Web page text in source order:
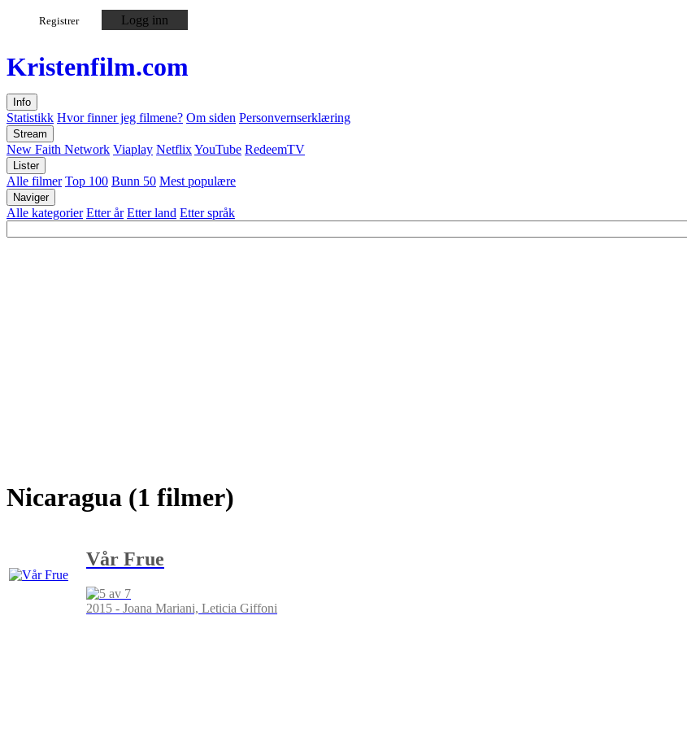
Registrer Logg inn
Kristenfilm.com
Info
Statistikk Hvor finner jeg filmene? Om siden Personvernserklæring
Stream
New Faith Network Viaplay NetflixYouTube RedeemTV
Lister
Alle filmer Top 100 Bunn 50 Mest populære
Naviger
Alle kategorier Etter år Etter land Etter språk
Nicaragua (1 filmer)
Vår Frue
2015 - Joana Mariani, Leticia Giffoni